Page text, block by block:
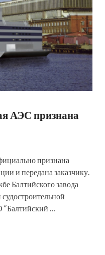
АЭС признана
признана
и передана заказчику.
Балтийского завода
…